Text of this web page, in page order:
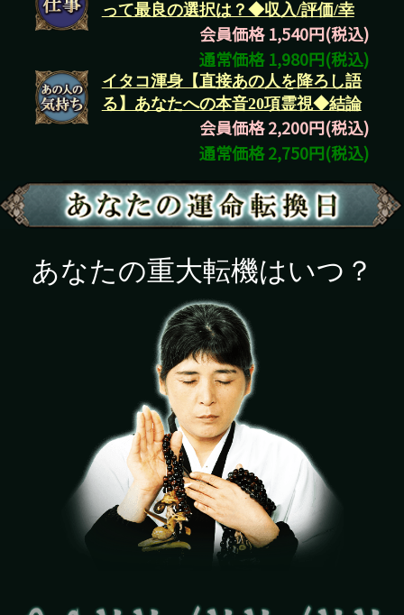
って最良の選択は？◆収入/評価/幸
会員価格 1,540円(税込)
通常価格 1,980円(税込)
イタコ渾身【直接あの人を降ろし語
る】あなたへの本音20項霊視◆結論
会員価格 2,200円(税込)
通常価格 2,750円(税込)
あなたの重大転機はいつ？